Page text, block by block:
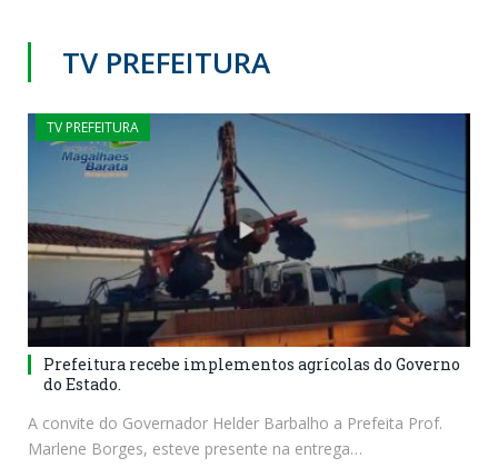
TV PREFEITURA
TV PREFEITURA
Prefeitura recebe implementos agrícolas do Governo
do Estado.
A convite do Governador Helder Barbalho a Prefeita Prof.
Marlene Borges, esteve presente na entrega…